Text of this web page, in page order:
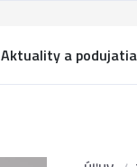
Aktuality a podujatia